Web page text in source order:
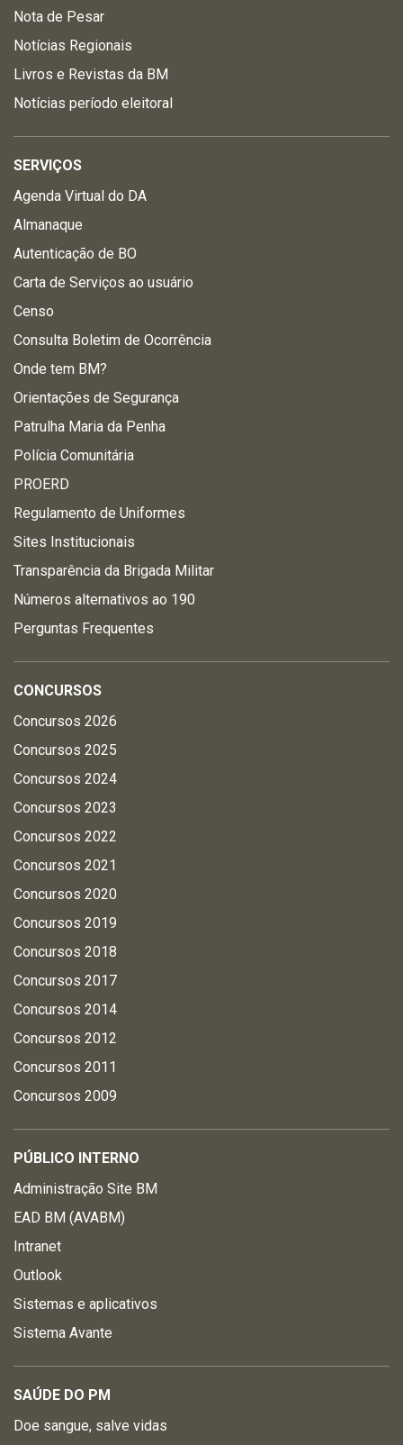
Nota de Pesar
Notícias Regionais
Livros e Revistas da BM
Notícias período eleitoral
SERVIÇOS
Agenda Virtual do DA
Almanaque
Autenticação de BO
Carta de Serviços ao usuário
Censo
Consulta Boletim de Ocorrência
Onde tem BM?
Orientações de Segurança
Patrulha Maria da Penha
Polícia Comunitária
PROERD
Regulamento de Uniformes
Sites Institucionais
Transparência da Brigada Militar
Números alternativos ao 190
Perguntas Frequentes
CONCURSOS
Concursos 2026
Concursos 2025
Concursos 2024
Concursos 2023
Concursos 2022
Concursos 2021
Concursos 2020
Concursos 2019
Concursos 2018
Concursos 2017
Concursos 2014
Concursos 2012
Concursos 2011
Concursos 2009
PÚBLICO INTERNO
Administração Site BM
EAD BM (AVABM)
Intranet
Outlook
Sistemas e aplicativos
Sistema Avante
SAÚDE DO PM
Doe sangue, salve vidas